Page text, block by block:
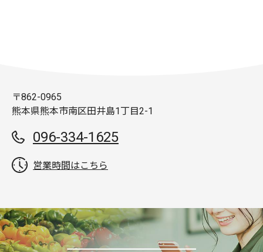
〒862-0965
熊本県熊本市南区田井島1丁目2-1
096-334-1625
営業時間はこちら